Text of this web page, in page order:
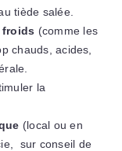
tiède salée.
froids (comme les
chauds, acides,
la
(local ou en
sur conseil de